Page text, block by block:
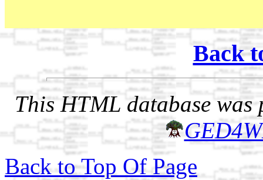
Back
This HTML database was
Back to Top Of Page